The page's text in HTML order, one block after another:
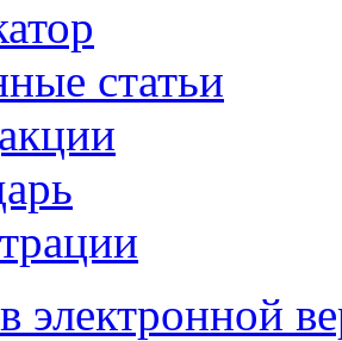
статьи
электронной